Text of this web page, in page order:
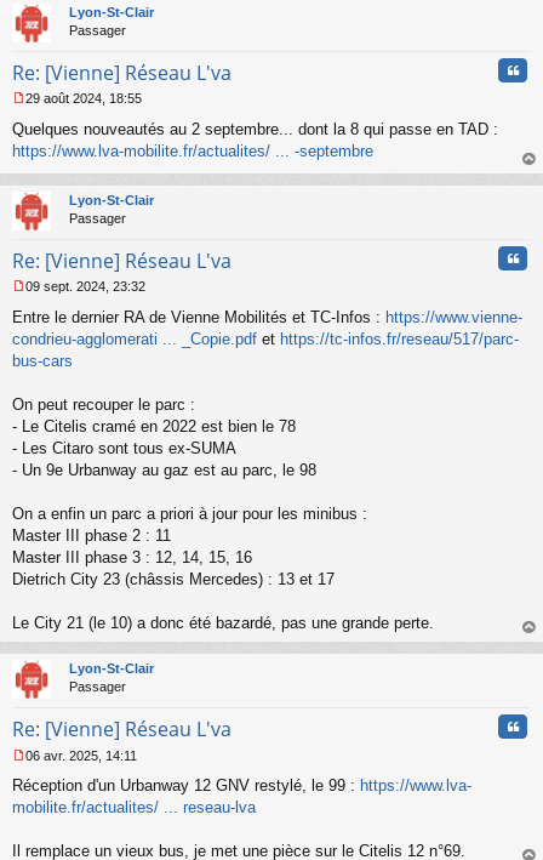
e
n
n
u
Lyon-St-Clair
Passager
Re: [Vienne] Réseau L'va
e
s
a
g
e
o
l
u
29 août 2024, 18:55
Quelques nouveautés au 2 septembre... dont la 8 qui passe en TAD :
https://www.lva-mobilite.fr/actualites/ ... -septembre
au
Lyon-St-Clair
Passager
Re: [Vienne] Réseau L'va
e
s
s
e
n
o
n
09 sept. 2024, 23:32
Entre le dernier RA de Vienne Mobilités et TC-Infos : https://www.vienne-
condrieu-agglomerati ... _Copie.pdf et https://tc-infos.fr/reseau/517/parc-
bus-cars
On peut recouper le parc :
- Le Citelis cramé en 2022 est bien le 78
- Les Citaro sont tous ex-SUMA
- Un 9e Urbanway au gaz est au parc, le 98
On a enfin un parc a priori à jour pour les minibus :
Master III phase 2 : 11
Master III phase 3 : 12, 14, 15, 16
Dietrich City 23 (châssis Mercedes) : 13 et 17
Le City 21 (le 10) a donc été bazardé, pas une grande perte.
au
Lyon-St-Clair
Passager
Re: [Vienne] Réseau L'va
e
s
06 avr. 2025, 14:11
Réception d'un Urbanway 12 GNV restylé, le 99 : https://www.lva-
mobilite.fr/actualites/ ... reseau-lva
Il remplace un vieux bus, je met une pièce sur le Citelis 12 n°69.